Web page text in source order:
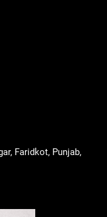
Faridkot, Punjab,